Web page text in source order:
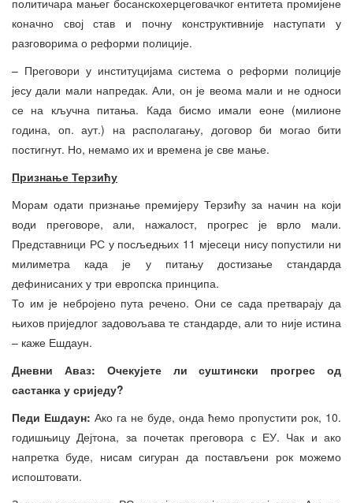
коначно свој став и почну конструктивније наступати у
разговорима о реформи полиције.
– Преговори у институцијама система о реформи полиције
јесу дали мали напредак. Али, он је веома мали и не односи
се на кључна питања. Када бисмо имали еоне (милионе
година, оп. аут.) на располагању, договор би могао бити
постигнут. Но, немамо их и времена је све мање.
Признање Терзићу
Морам одати признање премијеру Терзићу за начин на који
води преговоре, али, нажалост, прогрес је врло мали.
Представници РС у посљедњих 11 мјесеци нису попустили ни
милиметра када је у питању достизање стандарда
дефинисаних у три европска принципа.
То им је небројено пута речено. Они се сада претварају да
њихов приједлог задовољава те стандарде, али то није истина
– каже Ешдаун.
Дневни Аваз: Очекујете ли суштински прогрес од
састанка у сриједу?
Педи Ешдаун: Ако га не буде, онда ћемо пропустити рок, 10.
годишњицу Дејтона, за почетак преговора с ЕУ. Чак и ако
напретка буде, нисам сигуран да постављени рок можемо
испоштовати.